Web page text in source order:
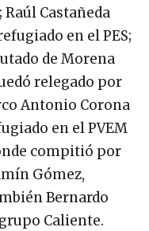
Castañeda
en el PES;
de Morena
relegado por
Antonio Corona
en el PVEM
compitió por
Gómez,
Bernardo
Caliente.